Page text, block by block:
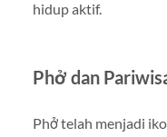
hidup aktif.
Phở dan
Phở telah menjadi